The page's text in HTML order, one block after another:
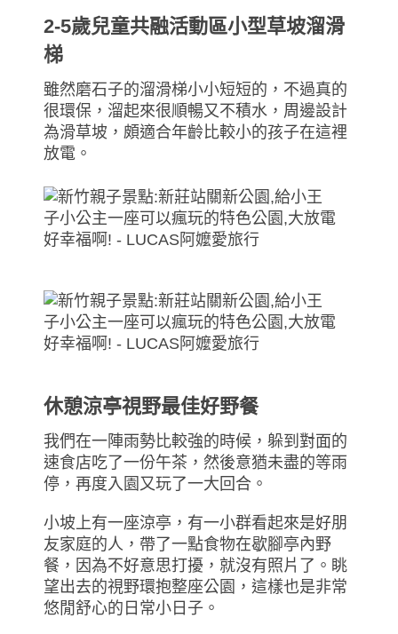
2-5歲兒童共融活動區小型草坡溜滑
梯
雖然磨石子的溜滑梯小小短短的，不過真的
很環保，溜起來很順暢又不積水，周邊設計
為滑草坡，頗適合年齡比較小的孩子在這裡
放電。
休憩涼亭視野最佳好野餐
我們在一陣雨勢比較強的時候，躲到對面的
速食店吃了一份午茶，然後意猶未盡的等雨
停，再度入園又玩了一大回合。
小坡上有一座涼亭，有一小群看起來是好朋
友家庭的人，帶了一點食物在歇腳亭內野
餐，因為不好意思打擾，就沒有照片了。眺
望出去的視野環抱整座公園，這樣也是非常
悠閒舒心的日常小日子。